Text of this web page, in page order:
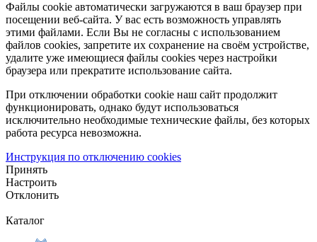
Файлы cookie автоматически загружаются в ваш браузер при
посещении веб-сайта. У вас есть возможность управлять
этими файлами. Если Вы не согласны с использованием
файлов cookies, запретите их сохранение на своём устройстве,
удалите уже имеющиеся файлы cookies через настройки
браузера или прекратите использование сайта.
При отключении обработки cookie наш сайт продолжит
функционировать, однако будут использоваться
исключительно необходимые технические файлы, без которых
работа ресурса невозможна.
Инструкция по отключению cookies
Принять
Настроить
Отклонить
Каталог